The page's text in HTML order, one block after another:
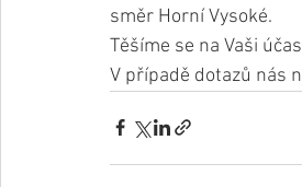
směr Horní Vysoké.
Těšíme se na Vaši
V případě dotazů nás